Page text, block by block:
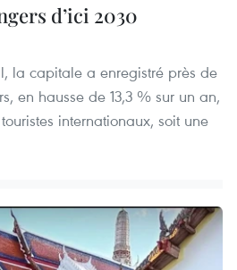
d’ici 2030
la capitale a enregistré près de
en hausse de 13,3 % sur un an,
internationaux, soit une